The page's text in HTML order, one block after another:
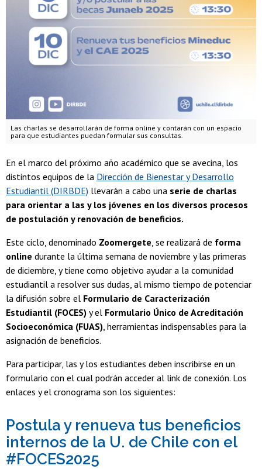
Las charlas se desarrollarán de forma online y contarán con un espacio
para que estudiantes puedan formular sus consultas.
En el marco del próximo año académico que se avecina, los
distintos equipos de la Dirección de Bienestar y Desarrollo
Estudiantil (DIRBDE) llevarán a cabo una serie de charlas
para orientar a las y los jóvenes en los diversos procesos
de postulación y renovación de beneficios.
Este ciclo, denominado Zoomergete, se realizará de forma
online durante la última semana de noviembre y las primeras
de diciembre, y tiene como objetivo ayudar a la comunidad
estudiantil a resolver sus dudas, al mismo tiempo de potenciar
la difusión sobre el Formulario de Caracterización
Estudiantil (FOCES) y el Formulario Único de Acreditación
Socioeconómica (FUAS), herramientas indispensables para la
asignación de beneficios.
Para participar, las y los estudiantes deben inscribirse en un
formulario con el cual podrán acceder al link de conexión. Los
enlaces y el cronograma son los siguientes:
Postula y renueva tus beneficios
internos de la U. de Chile con el
#FOCES2025